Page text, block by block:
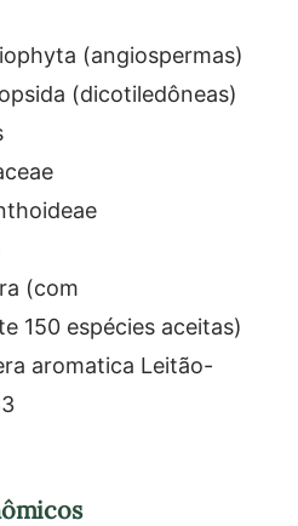
(angiospermas)
(dicotiledôneas)
(com
150 espécies aceitas)
aromatica Leitão-